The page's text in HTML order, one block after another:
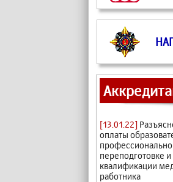
[13.01.22]
оплаты
переподготовке
квалификации
работника